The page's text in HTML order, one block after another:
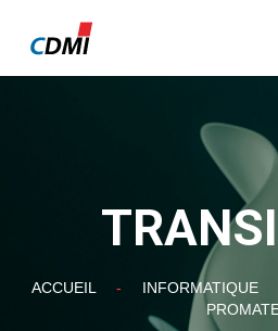
ACCUEIL - INFORMATIQUE